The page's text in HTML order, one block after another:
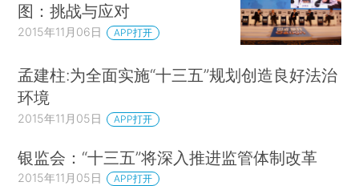
图：挑战与应对
2015年11月06日 APP打开
孟建柱:为全面实施“十三五”规划创造良好法治
环境
2015年11月05日 APP打开
银监会：“十三五”将深入推进监管体制改革
2015年11月05日 APP打开